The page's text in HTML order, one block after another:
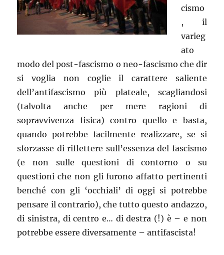
cismo
, il
varieg
ato
modo del post-fascismo o neo-fascismo che dir
si voglia non coglie il carattere saliente
dell’antifascismo più plateale, scagliandosi
(talvolta anche per mere ragioni di
sopravvivenza fisica) contro quello e basta,
quando potrebbe facilmente realizzare, se si
sforzasse di riflettere sull’essenza del fascismo
(e non sulle questioni di contorno o su
questioni che non gli furono affatto pertinenti
benché con gli ‘occhiali’ di oggi si potrebbe
pensare il contrario), che tutto questo andazzo,
di sinistra, di centro e… di destra (!) è – e non
potrebbe essere diversamente – antifascista!